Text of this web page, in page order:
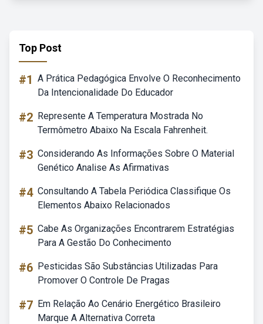
Top Post
#1 A Prática Pedagógica Envolve O Reconhecimento
Da Intencionalidade Do Educador
#2 Represente A Temperatura Mostrada No
Termômetro Abaixo Na Escala Fahrenheit.
#3 Considerando As Informações Sobre O Material
Genético Analise As Afirmativas
#4 Consultando A Tabela Periódica Classifique Os
Elementos Abaixo Relacionados
#5 Cabe As Organizações Encontrarem Estratégias
Para A Gestão Do Conhecimento
#6 Pesticidas São Substâncias Utilizadas Para
Promover O Controle De Pragas
#7 Em Relação Ao Cenário Energético Brasileiro
Marque A Alternativa Correta